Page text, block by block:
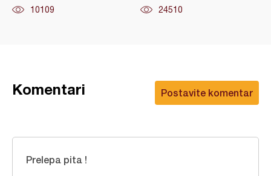
10109 24510
Postavite komentar
Komentari
Prelepa pita !